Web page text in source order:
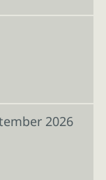
2026